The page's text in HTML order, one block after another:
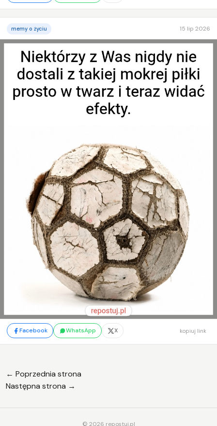
memy o życiu 15 lip 2026
Facebook WhatsApp X kopiuj link
← Poprzednia strona
Następna strona →
© 2026 repostuj.pl